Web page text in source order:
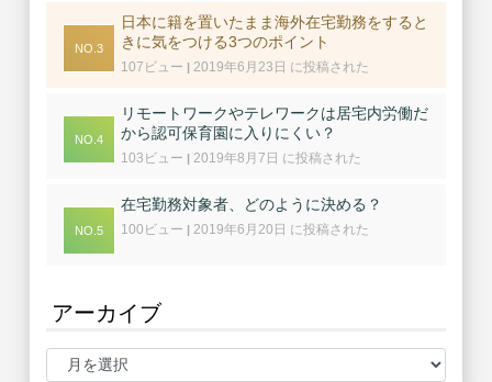
日本に籍を置いたまま海外在宅勤務をすると
きに気をつける3つのポイント
107ビュー | 2019年6月23日 に投稿された
リモートワークやテレワークは居宅内労働だ
から認可保育園に入りにくい？
103ビュー | 2019年8月7日 に投稿された
在宅勤務対象者、どのように決める？
100ビュー | 2019年6月20日 に投稿された
アーカイブ